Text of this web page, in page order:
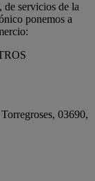
servicios de la
ponemos a
03690,